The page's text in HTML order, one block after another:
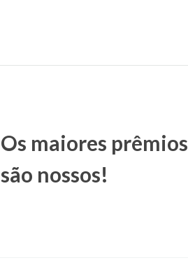
Os maiores prêmios
são nossos!